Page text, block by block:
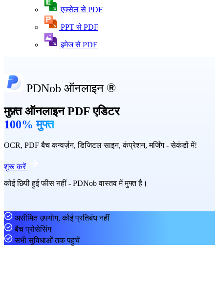
एक्सेल से PDF
PPT से PDF
इमेज से PDF
PDNob ऑनलाइन
मुफ़्त ऑनलाइन PDF एडिटर
100% मुफ्त
OCR, PDF बैच कन्वर्ज़न, डिजिटल साइन, कंप्रेशन, मर्जिंग - सेकंडों में!
शुरू करें
कोई छिपी हुई फीस नहीं - PDNob वास्तव में मुफ्त है।
असीमित उपयोग, कोई प्रतिबंध नहीं
बैच प्रोसेसिंग
सभी सुविधाओं तक पहुंचें